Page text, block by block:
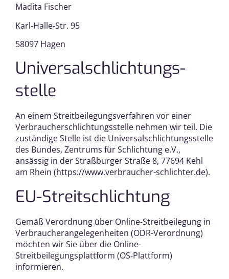
Madita Fischer
Karl-Halle-Str. 95
58097 Hagen
Universal­schlichtungs­
stelle
An einem Streitbeilegungsverfahren vor einer
Verbraucherschlichtungsstelle nehmen wir teil. Die
zuständige Stelle ist die Universalschlichtungsstelle
des Bundes, Zentrums für Schlichtung e.V.,
ansässig in der Straßburger Straße 8, 77694 Kehl
am Rhein (https://www.verbraucher-schlichter.de).
EU-Streitschlichtung
Gemäß Verordnung über Online-Streitbeilegung in
Verbraucherangelegenheiten (ODR-Verordnung)
möchten wir Sie über die Online-
Streitbeilegungsplattform (OS-Plattform)
informieren.